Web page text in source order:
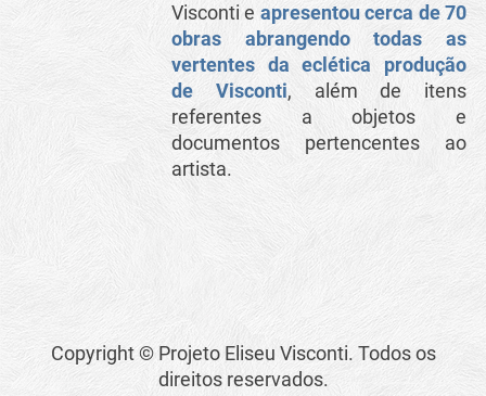
Visconti e apresentou cerca de 70
obras abrangendo todas as
vertentes da eclética produção
de Visconti, além de itens
referentes a objetos e
documentos pertencentes ao
artista.
Copyright © Projeto Eliseu Visconti. Todos os
direitos reservados.